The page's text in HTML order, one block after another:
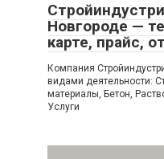
Новгороде —
карте, прайс,
Компания
видами деятельности:
материалы, Бетон,
Услуги